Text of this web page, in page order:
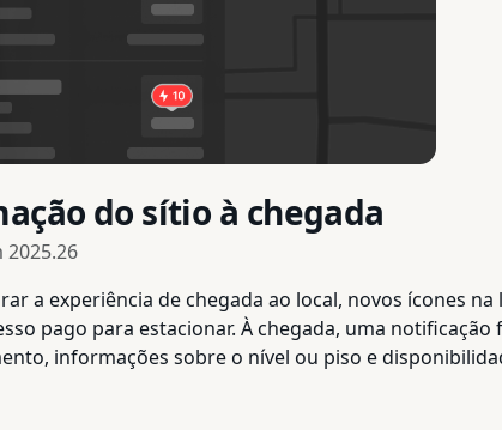
do sítio à chegada
2025.26
a experiência de chegada ao local, novos ícones
pago para estacionar. À chegada, uma
informações sobre o nível ou piso e